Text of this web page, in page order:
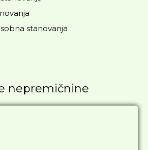
stanovanja
nepremičnine